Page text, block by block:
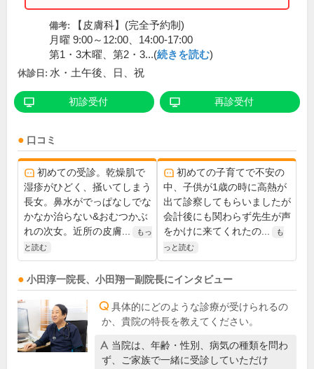
備考:
【皮膚科】(完全予約制)
月曜 9:00～12:00、14:00-17:00
第1・3木曜、第2・3...(続きを読む)
休診日: 水・土午後、日、祝
初診受付 再診受付
口コミ
初めての受診。乾燥肌で
湿疹がひどく、掻いてしまう
長女。鼻水がでっぱなしでな
かなか治らない&おむつかぶ
れの次女。近所の皮膚...
もっ
と読む
初めての子育てで不安の
中、子供が1歳の時に高熱が
出て診察してもらいましたが
会計後にも関わらず先生が声
をかけに来てくれたの...
も
っと読む
小田淳一院長、 小田翔一副院長にインタビュー
具体的にどのような診療が受けられるの
か、貴院の特長を教えてください。
当院は、年齢・性別、病気の種類を問わ
ず、ご家族で一緒に受診していただけ